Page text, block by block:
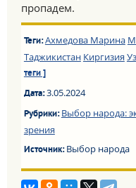
пропадем.
Теги:Ахмедова Марина
Таджикистан Киргизия
теги ]
Дата:3.05.2024
Рубрики:Выбор народа:
зрения
Источник:Выбор народа